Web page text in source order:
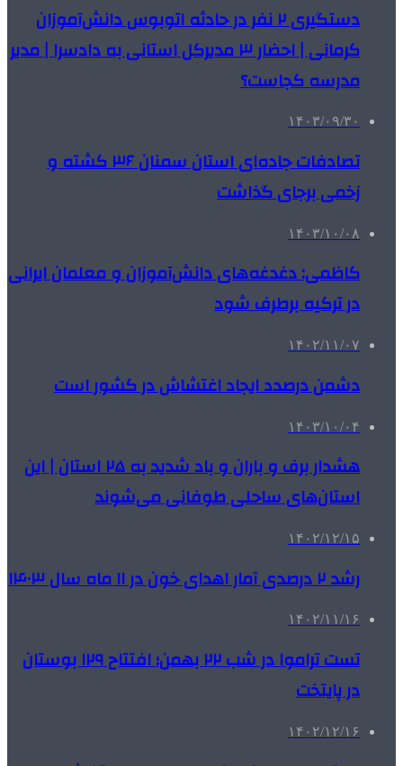
دستگیری ۲ نفر در حادثه اتوبوس دانش‌آموزان
کرمانی | احضار ۳ مدیرکل استانی به دادسرا | مدیر
مدرسه کجاست؟
۱۴۰۳/۰۹/۳۰
تصادفات جاده‌ای استان سمنان ۳۶ کشته و
زخمی برجای گذاشت
۱۴۰۳/۱۰/۰۸
کاظمی: دغدغه‌های دانش‌آموزان و معلمان ایرانی
در ترکیه برطرف شود
۱۴۰۲/۱۱/۰۷
دشمن درصدد ایجاد اغتشاش در کشور است
۱۴۰۳/۱۰/۰۴
هشدار برف و باران و باد شدید به ۲۵ استان | این
استان‌های ساحلی طوفانی می‌شوند
۱۴۰۲/۱۲/۱۵
رشد ۲ درصدی آمار اهدای خون در ۱۱ ماه سال ۱۴۰۳
۱۴۰۲/۱۱/۱۶
تست تراموا در شب ۲۲ بهمن؛ افتتاح ۱۲۹ بوستان
در پایتخت
۱۴۰۲/۱۲/۱۶